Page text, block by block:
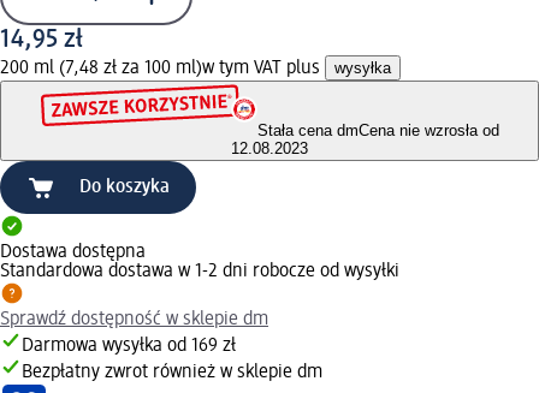
14,95 zł
200 ml (7,48 zł za 100 ml)w tym VAT plus wysyłka
Stała cena dmCena nie wzrosła od
12.08.2023
Do koszyka
Dostawa dostępna
Standardowa dostawa w 1-2 dni robocze od wysyłki
Sprawdź dostępność w sklepie dm
Darmowa wysyłka od 169 zł
Bezpłatny zwrot również w sklepie dm